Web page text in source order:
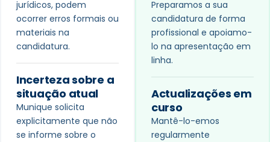
jurídicos, podem
ocorrer erros formais ou
materiais na
candidatura.
Incerteza sobre a
situação atual
Munique solicita
explicitamente que não
se informe sobre o
Preparamos a sua
candidatura de forma
profissional e apoiamo-
lo na apresentação em
linha.
Actualizações em
curso
Mantê-lo-emos
regularmente